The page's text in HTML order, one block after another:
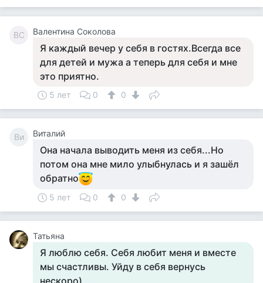
ВС Валентина Соколова
Я каждый вечер у себя в гостях.Всегда все
для детей и мужа а теперь для себя и мне
это приятно.
5 лет 0 0
Ви Виталий
Она начала выводить меня из себя...Но
потом она мне мило улыбнулась и я зашёл
обратно
5 лет 0 0
Татьяна
Я люблю себя. Себя любит меня и вместе
мы счастливы. Уйду в себя вернусь
нескоро)